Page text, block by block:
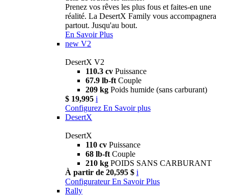
Prenez vos rêves les plus fous et faites-en une
réalité. La DesertX Family vous accompagnera
partout. Jusqu'au bout.
En Savoir Plus
new V2
DesertX V2
110.3 cv Puissance
67.9 lb-ft Couple
209 kg Poids humide (sans carburant)
$ 19,995 i
Configurez En Savoir plus
DesertX
DesertX
110 cv Puissance
68 lb-ft Couple
210 kg POIDS SANS CARBURANT
À partir de 20,595 $ i
Configurateur En Savoir Plus
Rally